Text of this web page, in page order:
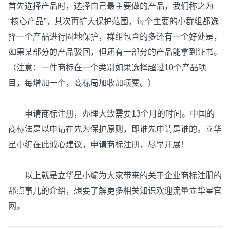
首先选择产品时，选择自己最主要做的产品，我们称之为
“核心产品”，其次再扩大保护范围，每个主要的小群组都选
择一个产品进行圈地保护，群组包含的多还有一个好处是，
如果某部分的产品驳回，但还有一部分的产品能拿到证书。
（注意：一件商标在一个类别如果选择超过10个产品项
目，每增加一个，商标局加收加项费。）
申请商标注册，办理大致需要13个月的时间。中国的
商标法是以申请在先为保护原则，即谁先申请是谁的。立华
星小编在此诚心建议，申请商标注册，尽早开展！
以上就是立华星小编为大家带来的关于企业商标注册的
那点事儿的介绍，想要了解更多相关知识欢迎流量立华星官
网。